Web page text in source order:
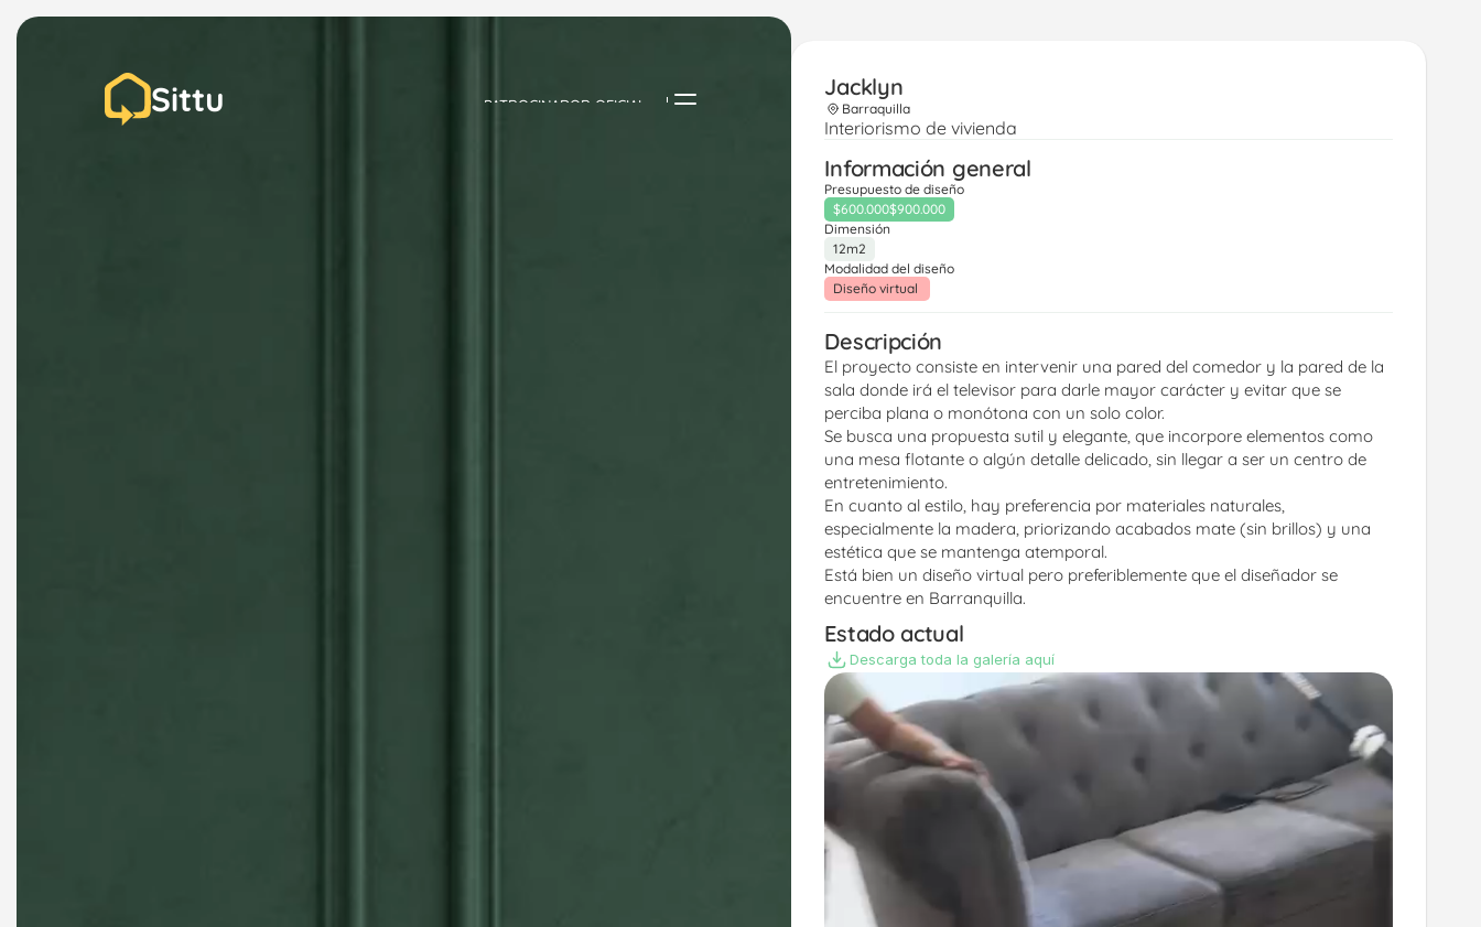
Sittu PATROCINADOR OFICIAL
Jacklyn
Barraquilla
Interiorismo de vivienda
Información general
Presupuesto de diseño
$600.000$900.000
Dimensión
12m2
Modalidad del diseño
Diseño virtual
Descripción
El proyecto consiste en intervenir una pared del comedor y la pared de la
sala donde irá el televisor para darle mayor carácter y evitar que se
perciba plana o monótona con un solo color.
Se busca una propuesta sutil y elegante, que incorpore elementos como
una mesa flotante o algún detalle delicado, sin llegar a ser un centro de
entretenimiento.
En cuanto al estilo, hay preferencia por materiales naturales,
especialmente la madera, priorizando acabados mate (sin brillos) y una
estética que se mantenga atemporal.
Está bien un diseño virtual pero preferiblemente que el diseñador se
encuentre en Barranquilla.
Estado actual
Descarga toda la galería aquí